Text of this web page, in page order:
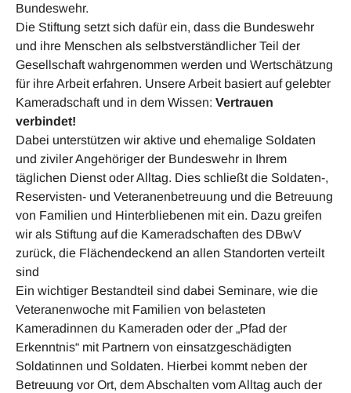
Bundeswehr.
Die Stiftung setzt sich dafür ein, dass die Bundeswehr
und ihre Menschen als selbstverständlicher Teil der
Gesellschaft wahrgenommen werden und Wertschätzung
für ihre Arbeit erfahren. Unsere Arbeit basiert auf gelebter
Kameradschaft und in dem Wissen: Vertrauen
verbindet!
Dabei unterstützen wir aktive und ehemalige Soldaten
und ziviler Angehöriger der Bundeswehr in Ihrem
täglichen Dienst oder Alltag. Dies schließt die Soldaten-,
Reservisten- und Veteranenbetreuung und die Betreuung
von Familien und Hinterbliebenen mit ein. Dazu greifen
wir als Stiftung auf die Kameradschaften des DBwV
zurück, die Flächendeckend an allen Standorten verteilt
sind
Ein wichtiger Bestandteil sind dabei Seminare, wie die
Veteranenwoche mit Familien von belasteten
Kameradinnen du Kameraden oder der „Pfad der
Erkenntnis“ mit Partnern von einsatzgeschädigten
Soldatinnen und Soldaten. Hierbei kommt neben der
Betreuung vor Ort, dem Abschalten vom Alltag auch der